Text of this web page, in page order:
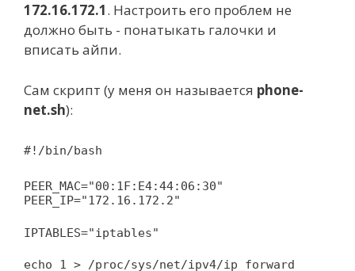
172.16.172.1. Настроить его проблем не
должно быть - понатыкать галочки и
вписать айпи.
Сам скрипт (у меня он называется phone-
net.sh):
#!/bin/bash
PEER_MAC="00:1F:E4:44:06:30"
PEER_IP="172.16.172.2"
IPTABLES="iptables"
echo 1 > /proc/sys/net/ipv4/ip_forward